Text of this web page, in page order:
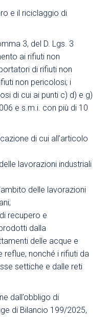
e il riciclaggio di
3, del D. Lgs. 3
ai rifiuti non
di rifiuti non
non pericolosi; i
di cui ai punti c) d) e g)
e s.m.i. con più di 10
di cui all’articolo
lavorazioni industriali
delle lavorazioni
recupero e
dalla
delle acque e
reflue, nonché i rifiuti da
settiche e dalle reti
dall’obbligo di
di Bilancio 199/2025,